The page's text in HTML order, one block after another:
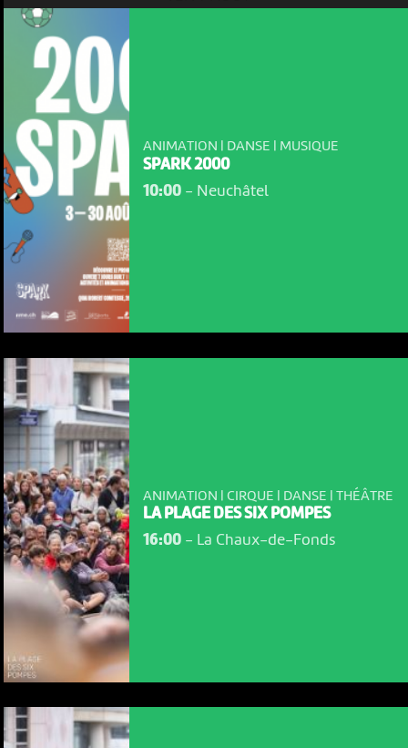
ANIMATION | DANSE | MUSIQUE
SPARK 2000
10:00- Neuchâtel
ANIMATION | CIRQUE | DANSE | THÉÂTRE
LA PLAGE DES SIX POMPES
16:00- La Chaux-de-Fonds